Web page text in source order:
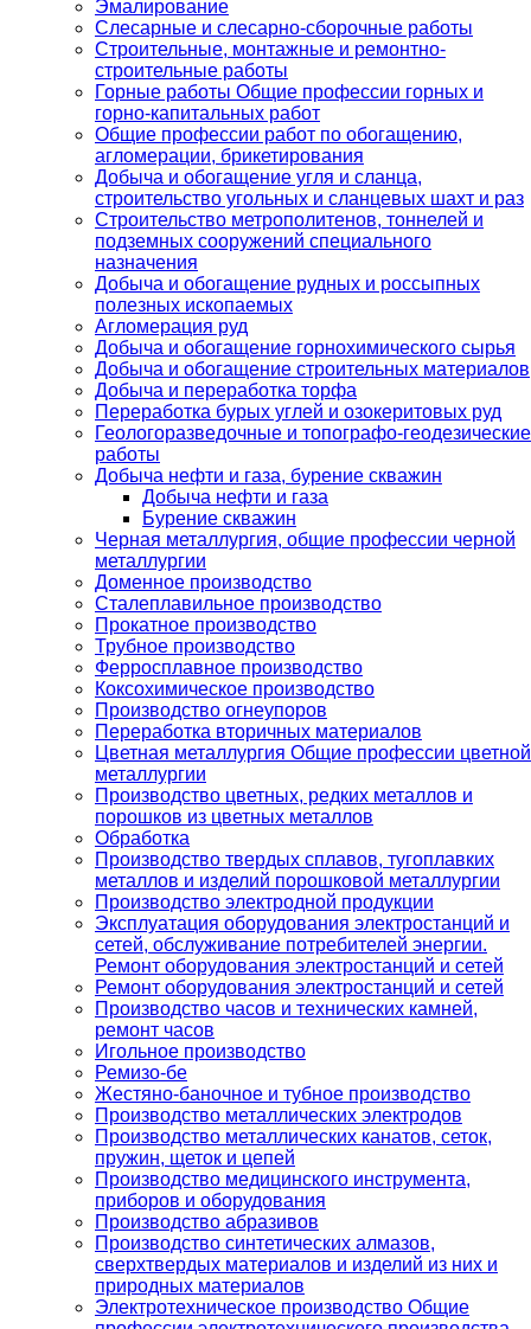
Эмалирование
Слесарные и слесарно-сборочные работы
Строительные, монтажные и ремонтно-
строительные работы
Горные работы Общие профессии горных и
горно-капитальных работ
Общие профессии работ по обогащению,
агломерации, брикетирования
Добыча и обогащение угля и сланца,
строительство угольных и сланцевых шахт и раз
Строительство метрополитенов, тоннелей и
подземных сооружений специального
назначения
Добыча и обогащение рудных и россыпных
полезных ископаемых
Агломерация руд
Добыча и обогащение горнохимического сырья
Добыча и обогащение строительных материалов
Добыча и переработка торфа
Переработка бурых углей и озокеритовых руд
Геологоразведочные и топографо-геодезические
работы
Добыча нефти и газа, бурение скважин
Добыча нефти и газа
Бурение скважин
Черная металлургия, общие профессии черной
металлургии
Доменное производство
Сталеплавильное производство
Прокатное производство
Трубное производство
Ферросплавное производство
Коксохимическое производство
Производство огнеупоров
Переработка вторичных материалов
Цветная металлургия Общие профессии цветной
металлургии
Производство цветных, редких металлов и
порошков из цветных металлов
Обработка
Производство твердых сплавов, тугоплавких
металлов и изделий порошковой металлургии
Производство электродной продукции
Эксплуатация оборудования электростанций и
сетей, обслуживание потребителей энергии.
Ремонт оборудования электростанций и сетей
Ремонт оборудования электростанций и сетей
Производство часов и технических камней,
ремонт часов
Игольное производство
Ремизо-бе
Жестяно-баночное и тубное производство
Производство металлических электродов
Производство металлических канатов, сеток,
пружин, щеток и цепей
Производство медицинского инструмента,
приборов и оборудования
Производство абразивов
Производство синтетических алмазов,
сверхтвердых материалов и изделий из них и
природных материалов
Электротехническое производство Общие